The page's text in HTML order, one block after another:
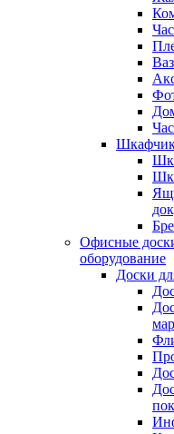
Офисные
оборудование
Доски